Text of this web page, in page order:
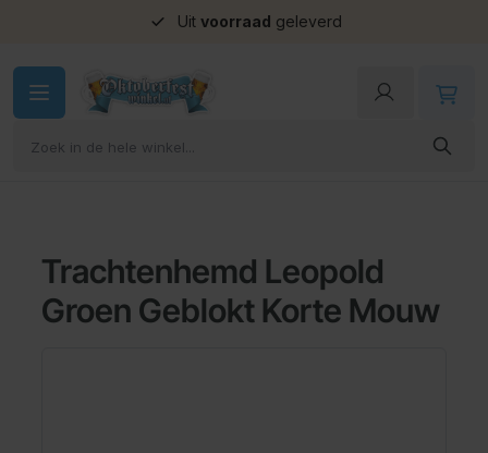
Uit voorraad geleverd
Trachtenhemd Leopold
Groen Geblokt Korte Mouw